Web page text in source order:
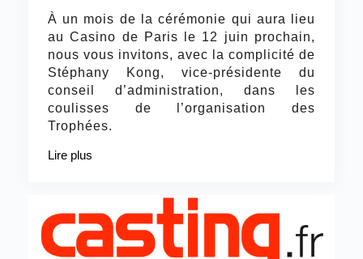
À un mois de la cérémonie qui aura lieu
au Casino de Paris le 12 juin prochain,
nous vous invitons, avec la complicité de
Stéphany Kong, vice-présidente du
conseil d’administration, dans les
coulisses de l’organisation des
Trophées.
Lire plus